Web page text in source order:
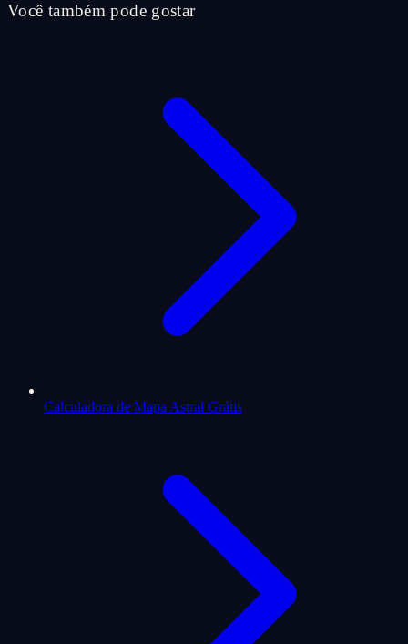
Você também pode gostar
Calculadora de Mapa Astral Grátis